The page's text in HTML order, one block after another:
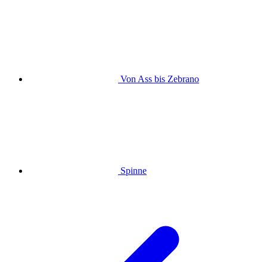
Von Ass bis Zebrano
Spinne